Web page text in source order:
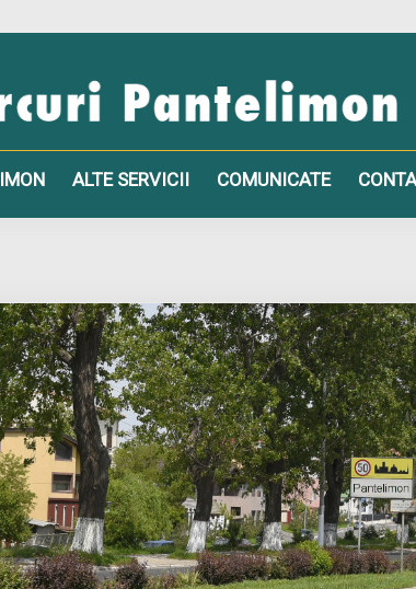
ALTE SERVICII COMUNICATE